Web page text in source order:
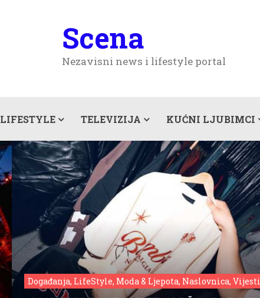
Scena
Nezavisni news i lifestyle portal
LIFESTYLE TELEVIZIJA KUĆNI LJUBIMCI
Događanja, LifeStyle, Moda & Ljepota, Naslovnica, Vijesti